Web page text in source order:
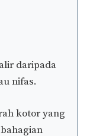
daripada
nifas.
kotor yang